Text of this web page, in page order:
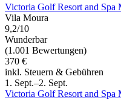
Victoria Golf Resort and Spa
Vila Moura
9,2/10
Wunderbar
(1.001 Bewertungen)
370 €
inkl. Steuern & Gebühren
1. Sept.–2. Sept.
Victoria Golf Resort and Spa